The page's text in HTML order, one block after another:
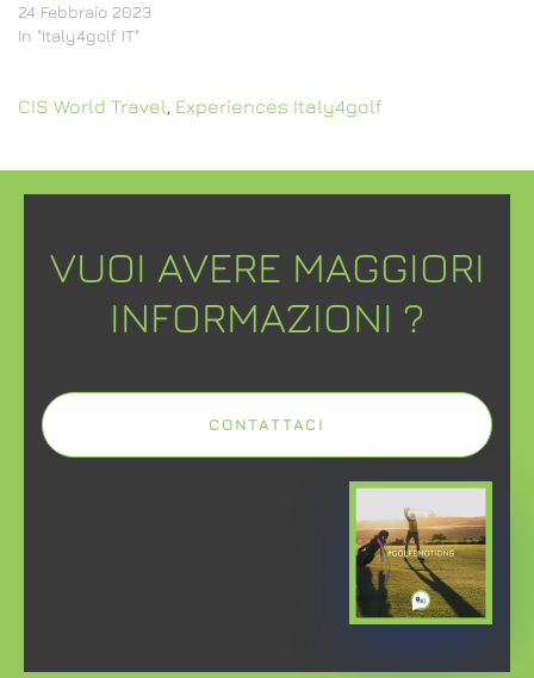
24 Febbraio 2023
In "Italy4golf IT"
CIS World Travel, Experiences Italy4golf
VUOI AVERE MAGGIORI
INFORMAZIONI ?
CONTATTACI